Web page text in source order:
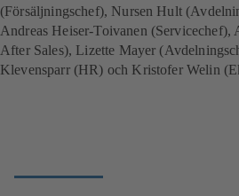
(Försäljningschef), Nursen Hult
Andreas Heiser-Toivanen
After Sales), Lizette Mayer
Klevensparr (HR) och Kristofer Welin